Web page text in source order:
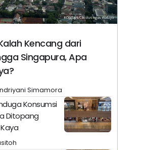
Kencang dari
Singapura, Apa
Simamora
Konsumsi
Ditopang